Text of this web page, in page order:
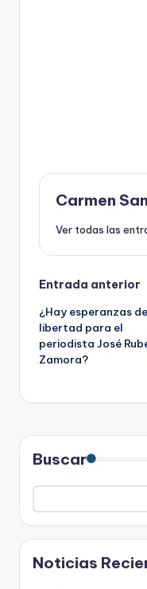
Carmen
Ver todas las
de
entradas
Entrada anterior
¿Hay esperanzas de
libertad para el
periodista José
Zamora?
Buscar
Noticias